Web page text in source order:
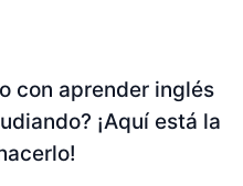
con aprender inglés
¡Aquí está la